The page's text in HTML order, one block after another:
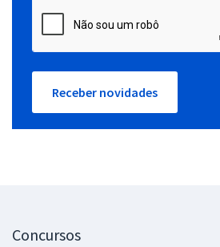
Receber novidades
Concursos